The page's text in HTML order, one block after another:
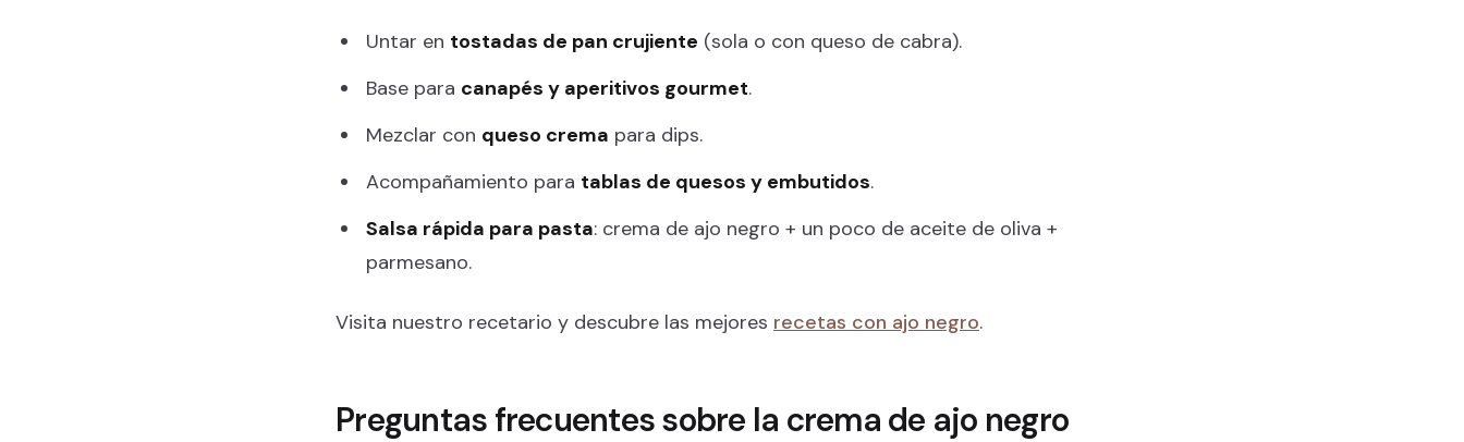
Untar en tostadas de pan crujiente (sola o con queso de cabra).
Base para canapés y aperitivos gourmet.
Mezclar con queso crema para dips.
Acompañamiento para tablas de quesos y embutidos.
Salsa rápida para pasta: crema de ajo negro + un poco de aceite de oliva +
parmesano.
Visita nuestro recetario y descubre las mejores recetas con ajo negro.
Preguntas frecuentes sobre la crema de ajo negro